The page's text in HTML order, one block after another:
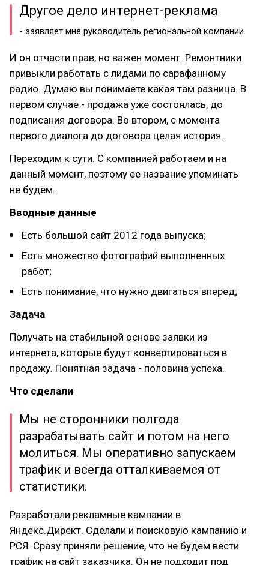
Другое дело интернет-реклама
- заявляет мне руководитель региональной компании.
И он отчасти прав, но важен момент. Ремонтники
привыкли работать с лидами по сарафанному
радио. Думаю вы понимаете какая там разница. В
первом случае - продажа уже состоялась, до
подписания договора. Во втором, с момента
первого диалога до договора целая история.
Переходим к сути. С компанией работаем и на
данный момент, поэтому ее название упоминать
не будем.
Вводные данные
Есть большой сайт 2012 года выпуска;
Есть множество фотографий выполненных
работ;
Есть понимание, что нужно двигаться вперед;
Задача
Получать на стабильной основе заявки из
интернета, которые будут конвертироваться в
продажу. Понятная задача - половина успеха.
Что сделали
Мы не сторонники полгода
разрабатывать сайт и потом на него
молиться. Мы оперативно запускаем
трафик и всегда отталкиваемся от
статистики.
Разработали рекламные кампании в
Яндекс.Директ. Сделали и поисковую кампанию и
РСЯ. Сразу приняли решение, что не будем вести
трафик на сайт заказчика. Он не подходит под